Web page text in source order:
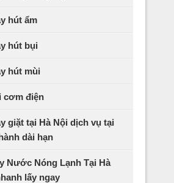
hút ẩm
hút bụi
hút mùi
cơm điện
giặt tại Hà Nội dịch vụ tại
dài hạn
Nước Nóng Lạnh Tại Hà
lấy ngay